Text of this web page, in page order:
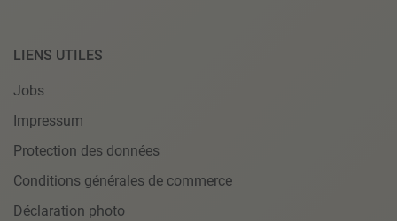
LIENS UTILES
Jobs
Impressum
Protection des données
Conditions générales de commerce
Déclaration photo